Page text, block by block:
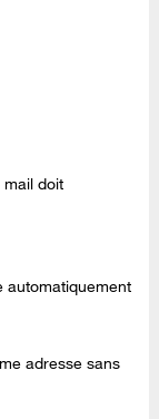
doit
automatiquement
adresse sans